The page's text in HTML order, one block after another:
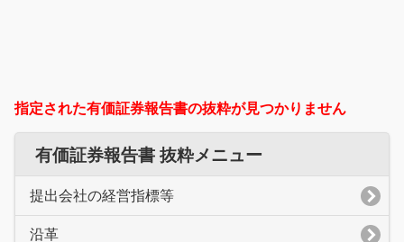
指定された有価証券報告書の抜粋が見つかりません
有価証券報告書 抜粋メニュー
提出会社の経営指標等
沿革